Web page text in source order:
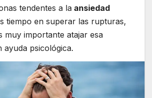
tendentes a la ansiedad
tiempo en superar las rupturas,
muy importante atajar esa
ayuda psicológica.